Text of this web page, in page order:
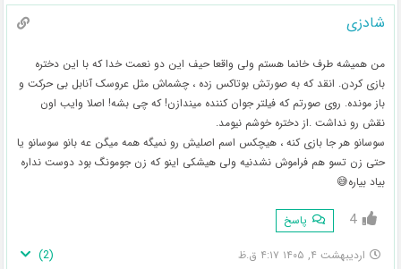
شادزی
من همیشه طرف خانما هستم ولی واقعا حیف این دو نعمت خدا که با این دختره
بازی کردن. انقد که به صورتش بوتاکس زده ، چشماش مثل عروسک آنابل بی حرکت و
باز مونده. روی صورتم که فیلتر جوان کننده میندازن! که چی بشه! اصلا وایب اون
نقش رو نداشت .از دختره خوشم نیومد.
سوسانو هر جا بازی کنه ، هیچکس اسم اصلیش رو نمیگه همه میگن عه بانو سوسانو یا
حتی زن تسو هم فراموش نشدنیه ولی هیشکی اینو که زن جومونگ بود دوست نداره
بیاد بیاره😅
4 پاسخ
اردیبهشت ۴, ۱۴۰۵ ۴:۱۷ ق.ظ (
2
)